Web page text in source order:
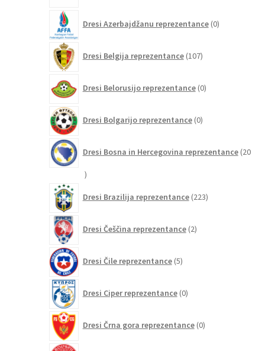
Dresi Azerbajdžanu reprezentance 0izdelkov
Dresi Belgija reprezentance 107izdelkov
Dresi Belorusijo reprezentance 0izdelkov
Dresi Bolgarijo reprezentance 0izdelkov
Dresi Bosna in Hercegovina reprezentance 20
20
Dresi Brazilija reprezentance 223izdelkov
Dresi Češčina reprezentance 2izdelka
Dresi Čile reprezentance 5izdelkov
Dresi Ciper reprezentance 0izdelkov
Dresi Črna gora reprezentance 0izdelkov